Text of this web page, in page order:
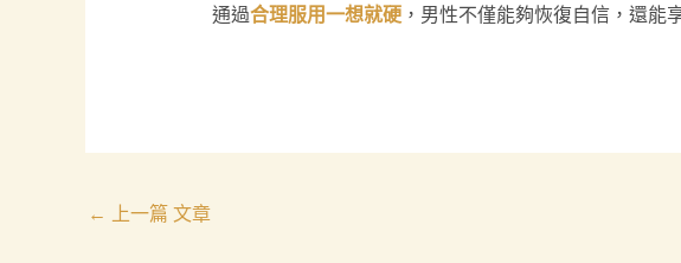
通過合理服用一想就硬，男性不僅能夠恢復自信，還能
← 上一篇 文章